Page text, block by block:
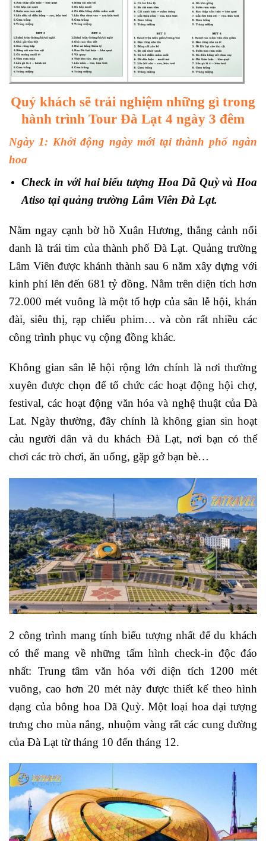
Quý khách sẽ trải nghiệm những gì trong
hành trình Tour Đà Lạt 4 ngày 3 đêm
Ngày 1: Khởi động ngày mới tại thành phố ngàn
hoa
Check in với hai biểu tượng Hoa Dã Quỳ và Hoa
Atiso tại quảng trường Lâm Viên Đà Lạt.
Nằm ngay cạnh bờ hồ Xuân Hương, thắng cảnh nổi
danh là trái tim của thành phố Đà Lạt. Quảng trường
Lâm Viên được khánh thành sau 6 năm xây dựng với
kinh phí lên đến 681 tỷ đồng. Nằm trên diện tích hơn
72.000 mét vuông là một tổ hợp của sân lễ hội, khán
đài, siêu thị, rạp chiếu phim… và còn rất nhiều các
công trình phục vụ cộng đồng khác.
Không gian sân lễ hội rộng lớn chính là nơi thường
xuyên được chọn để tổ chức các hoạt động hội chợ,
festival, các hoạt động văn hóa và nghệ thuật của Đà
Lat. Ngày thường, đây chính là không gian sin hoạt
cảu người dân và du khách Đà Lạt, nơi bạn có thể
chơi các trò chơi, ăn uống, gặp gở bạn bè…
2 công trình mang tính biểu tượng nhất để du khách
có thể mang về những tấm hình check-in độc đáo
nhất: Trung tâm văn hóa với diện tích 1200 mét
vuông, cao hơn 20 mét này được thiết kế theo hình
dạng của bông hoa Dã Quỳ. Một loại hoa dại tượng
trưng cho mùa nắng, nhuộm vàng rất các cung đường
của Đà Lạt từ tháng 10 đến tháng 12.